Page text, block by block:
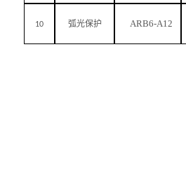
10 弧光保护 ARB6-A12